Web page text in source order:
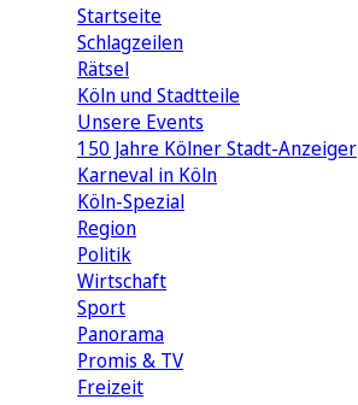
Startseite
Schlagzeilen
Rätsel
Köln und Stadtteile
Unsere Events
150 Jahre Kölner Stadt-Anzeiger
Karneval in Köln
Köln-Spezial
Region
Politik
Wirtschaft
Sport
Panorama
Promis & TV
Freizeit